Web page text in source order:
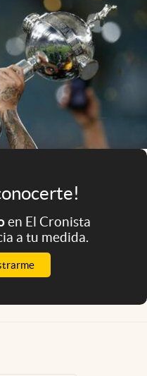
en El Cronista
a tu medida.